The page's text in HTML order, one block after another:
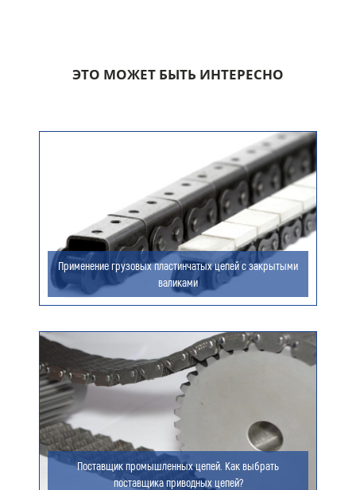
ЭТО МОЖЕТ БЫТЬ ИНТЕРЕСНО
Применение грузовых пластинчатых цепей с закрытыми
валиками
Поставщик промышленных цепей. Как выбрать
поставщика приводных цепей?
Ваше сообщение
Я даю согласие на обработку моих персональных
ООО «ЦЕПЬИНВЕСТ».
Посмотреть текст согласия